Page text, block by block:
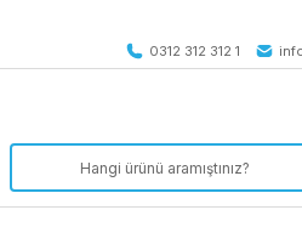
0312 312 312 1